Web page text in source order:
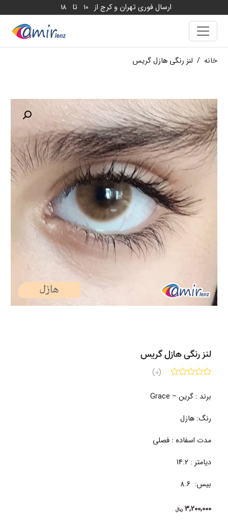
ارسال فوری تهران و کرج از 10 تا 18
خانه / لنز رنگی هازل گریس
لنز رنگی هازل گریس
(0)
برند : گرین – Grace
رنگ: هازل
مدت اسفاده : فصلی
دیامتر : 14.2
بیس: 8.6
3,200,000 ریال